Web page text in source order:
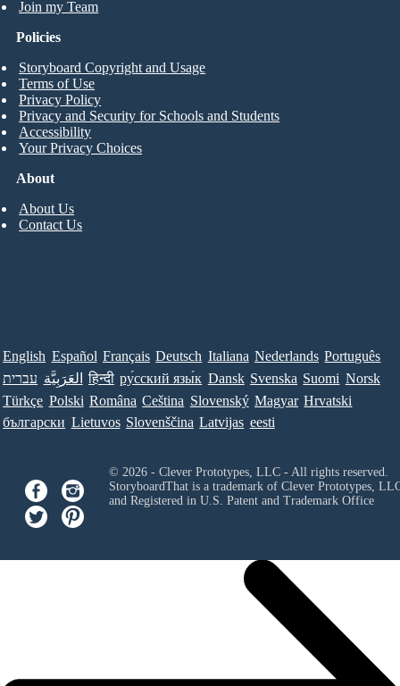
Join my Team
About
About Us
Contact Us
Policies
Storyboard Copyright and Usage
Terms of Use
Privacy Policy
Privacy and Security for Schools and Students
Accessibility
Your Privacy Choices
English Español Français Deutsch Italiana Nederlands Português
עברית العَرَبِيَّة हिन्दी ру́сский язы́к Dansk Svenska Suomi Norsk
Türkçe Polski Româna Ceština Slovenský Magyar Hrvatski
български Lietuvos Slovenščina Latvijas eesti
© 2026 - Clever Prototypes, LLC - All rights reserved.
StoryboardThat is a trademark of Clever Prototypes,
and Registered in U.S. Patent and Trademark Office